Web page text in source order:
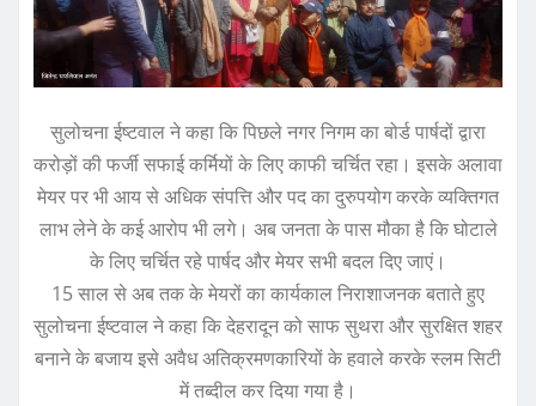
सुलोचना ईष्टवाल ने कहा कि पिछले नगर निगम का बोर्ड पार्षदों द्वारा
करोड़ों की फर्जी सफाई कर्मियों के लिए काफी चर्चित रहा। इसके अलावा
मेयर पर भी आय से अधिक संपत्ति और पद का दुरुपयोग करके व्यक्तिगत
लाभ लेने के कई आरोप भी लगे। अब जनता के पास मौका है कि घोटाले
के लिए चर्चित रहे पार्षद और मेयर सभी बदल दिए जाएं।
15 साल से अब तक के मेयरों का कार्यकाल निराशाजनक बताते हुए
सुलोचना ईष्टवाल ने कहा कि देहरादून को साफ सुथरा और सुरक्षित शहर
बनाने के बजाय इसे अवैध अतिक्रमणकारियों के हवाले करके स्लम सिटी
में तब्दील कर दिया गया है।